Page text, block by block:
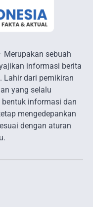
Merupakan sebuah
informasi berita
Lahir dari pemikiran
yang selalu
informasi dan
mengedepankan
dengan aturan